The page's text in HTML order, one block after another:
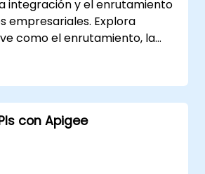
integración y el enrutamiento
empresariales. Explora
como el enrutamiento, la
conectores de
de Integración
de transacciones. Guía
en la configuración
concurrencia y técnicas de
con Apigee